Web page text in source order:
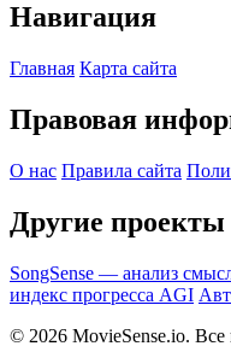
Навигация
Главная Карта сайта
Правовая
О нас Правила сайта
Другие проекты
SongSense — анализ
индекс прогресса AGI
© 2026 MovieSense.io.